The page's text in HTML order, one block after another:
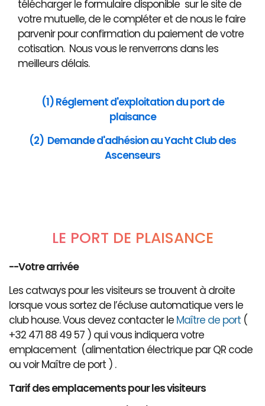
télécharger le formulaire disponible sur le site de
votre mutuelle, de le compléter et de nous le faire
parvenir pour confirmation du paiement de votre
cotisation. Nous vous le renverrons dans les
meilleurs délais.
(1) Réglement d'exploitation du port de
plaisance
(2) Demande d'adhésion au Yacht Club des
Ascenseurs
LE PORT DE PLAISANCE
--Votre arrivée
Les catways pour les visiteurs se trouvent à droite
lorsque vous sortez de l’écluse automatique vers le
club house. Vous devez contacter le Maître de port (
+32 471 88 49 57 ) qui vous indiquera votre
emplacement (alimentation électrique par QR code
ou voir Maître de port ) .
Tarif des emplacements pour les visiteurs